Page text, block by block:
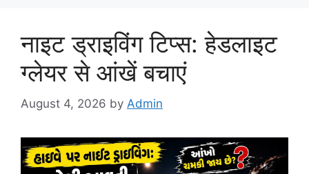
नाइट ड्राइविंग टिप्स: हेडलाइट
ग्लेयर से आंखें बचाएं
August 4, 2026 by Admin